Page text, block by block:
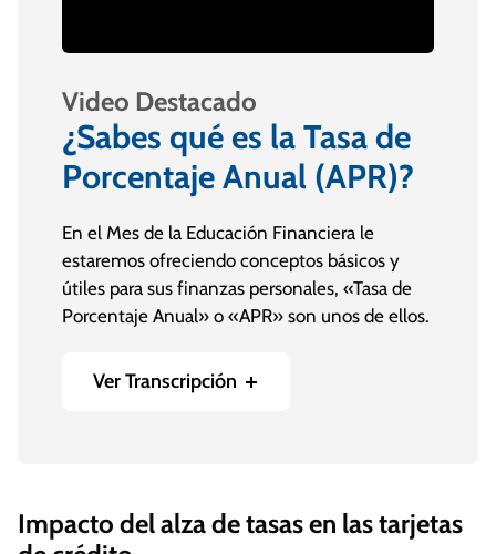
Video Destacado
¿Sabes qué es la Tasa de
Porcentaje Anual (APR)?
En el Mes de la Educación Financiera le
estaremos ofreciendo conceptos básicos y
útiles para sus finanzas personales, «Tasa de
Porcentaje Anual» o «APR» son unos de ellos.
Ver Transcripción
de pago sobre deudas. Representa el costo
Impacto del alza de tasas en las tarjetas